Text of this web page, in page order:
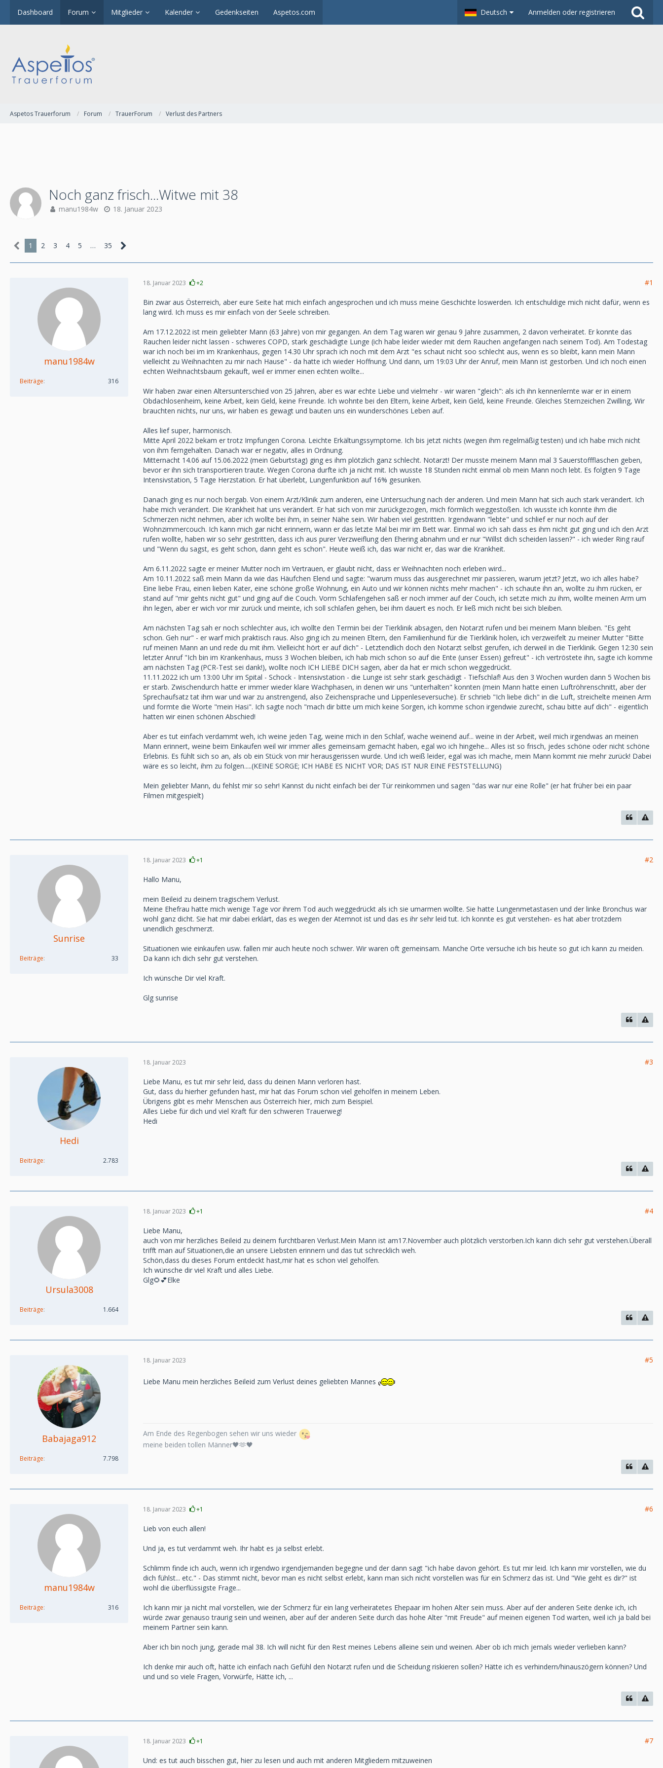
Dashboard Forum Mitglieder Kalender Gedenkseiten Aspetos.com Deutsch Anmelden oder registrieren
Aspetos Trauerforum Forum TrauerForum Verlust des Partners
Noch ganz frisch...Witwe mit 38
manu1984w 18. Januar 2023
1 2 3 4 5 … 35
manu1984w
Beiträge 316
18. Januar 2023 +2 #1
Bin zwar aus Österreich, aber eure Seite hat mich einfach angesprochen und ich muss meine Geschichte loswerden. Ich entschuldige mich nicht dafür, wenn es
lang wird. Ich muss es mir einfach von der Seele schreiben.
Am 17.12.2022 ist mein geliebter Mann (63 Jahre) von mir gegangen. An dem Tag waren wir genau 9 Jahre zusammen, 2 davon verheiratet. Er konnte das
Rauchen leider nicht lassen - schweres COPD, stark geschädigte Lunge (ich habe leider wieder mit dem Rauchen angefangen nach seinem Tod). Am Todestag
war ich noch bei im im Krankenhaus, gegen 14.30 Uhr sprach ich noch mit dem Arzt "es schaut nicht soo schlecht aus, wenn es so bleibt, kann mein Mann
vielleicht zu Weihnachten zu mir nach Hause" - da hatte ich wieder Hoffnung. Und dann, um 19:03 Uhr der Anruf, mein Mann ist gestorben. Und ich noch einen
echten Weihnachtsbaum gekauft, weil er immer einen echten wollte...
Wir haben zwar einen Altersunterschied von 25 Jahren, aber es war echte Liebe und vielmehr - wir waren "gleich": als ich ihn kennenlernte war er in einem
Obdachlosenheim, keine Arbeit, kein Geld, keine Freunde. Ich wohnte bei den Eltern, keine Arbeit, kein Geld, keine Freunde. Gleiches Sternzeichen Zwilling, Wir
brauchten nichts, nur uns, wir haben es gewagt und bauten uns ein wunderschönes Leben auf.
Alles lief super, harmonisch.
Mitte April 2022 bekam er trotz Impfungen Corona. Leichte Erkältungssymptome. Ich bis jetzt nichts (wegen ihm regelmäßig testen) und ich habe mich nicht
von ihm ferngehalten. Danach war er negativ, alles in Ordnung.
Mitternacht 14.06 auf 15.06.2022 (mein Geburtstag) ging es ihm plötzlich ganz schlecht. Notarzt! Der musste meinem Mann mal 3 Sauerstoffflaschen geben,
bevor er ihn sich transportieren traute. Wegen Corona durfte ich ja nicht mit. Ich wusste 18 Stunden nicht einmal ob mein Mann noch lebt. Es folgten 9 Tage
Intensivstation, 5 Tage Herzstation. Er hat überlebt, Lungenfunktion auf 16% gesunken.
Danach ging es nur noch bergab. Von einem Arzt/Klinik zum anderen, eine Untersuchung nach der anderen. Und mein Mann hat sich auch stark verändert. Ich
habe mich verändert. Die Krankheit hat uns verändert. Er hat sich von mir zurückgezogen, mich förmlich weggestoßen. Ich wusste ich konnte ihm die
Schmerzen nicht nehmen, aber ich wollte bei ihm, in seiner Nähe sein. Wir haben viel gestritten. Irgendwann "lebte" und schlief er nur noch auf der
Wohnzimmercouch. Ich kann mich gar nicht erinnern, wann er das letzte Mal bei mir im Bett war. Einmal wo ich sah dass es ihm nicht gut ging und ich den Arzt
rufen wollte, haben wir so sehr gestritten, dass ich aus purer Verzweiflung den Ehering abnahm und er nur "Willst dich scheiden lassen?" - ich wieder Ring rauf
und "Wenn du sagst, es geht schon, dann geht es schon". Heute weiß ich, das war nicht er, das war die Krankheit.
Am 6.11.2022 sagte er meiner Mutter noch im Vertrauen, er glaubt nicht, dass er Weihnachten noch erleben wird...
Am 10.11.2022 saß mein Mann da wie das Häufchen Elend und sagte: "warum muss das ausgerechnet mir passieren, warum jetzt? Jetzt, wo ich alles habe?
Eine liebe Frau, einen lieben Kater, eine schöne große Wohnung, ein Auto und wir können nichts mehr machen" - ich schaute ihn an, wollte zu ihm rücken, er
stand auf "mir gehts nicht gut" und ging auf die Couch. Vorm Schlafengehen saß er noch immer auf der Couch, ich setzte mich zu ihm, wollte meinen Arm um
ihn legen, aber er wich vor mir zurück und meinte, ich soll schlafen gehen, bei ihm dauert es noch. Er ließ mich nicht bei sich bleiben.
Am nächsten Tag sah er noch schlechter aus, ich wollte den Termin bei der Tierklinik absagen, den Notarzt rufen und bei meinem Mann bleiben. "Es geht
schon. Geh nur" - er warf mich praktisch raus. Also ging ich zu meinen Eltern, den Familienhund für die Tierklinik holen, ich verzweifelt zu meiner Mutter "Bitte
ruf meinen Mann an und rede du mit ihm. Vielleicht hört er auf dich" - Letztendlich doch den Notarzt selbst gerufen, ich derweil in die Tierklinik. Gegen 12:30 sein
letzter Anruf "Ich bin im Krankenhaus, muss 3 Wochen bleiben, ich hab mich schon so auf die Ente (unser Essen) gefreut" - ich vertröstete ihn, sagte ich komme
am nächsten Tag (PCR-Test sei dank!), wollte noch ICH LIEBE DICH sagen, aber da hat er mich schon weggedrückt.
11.11.2022 ich um 13:00 Uhr im Spital - Schock - Intensivstation - die Lunge ist sehr stark geschädigt - Tiefschlaf! Aus den 3 Wochen wurden dann 5 Wochen bis
er starb. Zwischendurch hatte er immer wieder klare Wachphasen, in denen wir uns "unterhalten" konnten (mein Mann hatte einen Luftröhrenschnitt, aber der
Sprechaufsatz tat ihm war und war zu anstrengend, also Zeichensprache und Lippenleseversuche). Er schrieb "Ich liebe dich" in die Luft, streichelte meinen Arm
und formte die Worte "mein Hasi". Ich sagte noch "mach dir bitte um mich keine Sorgen, ich komme schon irgendwie zurecht, schau bitte auf dich" - eigentlich
hatten wir einen schönen Abschied!
Aber es tut einfach verdammt weh, ich weine jeden Tag, weine mich in den Schlaf, wache weinend auf... weine in der Arbeit, weil mich irgendwas an meinen
Mann erinnert, weine beim Einkaufen weil wir immer alles gemeinsam gemacht haben, egal wo ich hingehe... Alles ist so frisch, jedes schöne oder nicht schöne
Erlebnis. Es fühlt sich so an, als ob ein Stück von mir herausgerissen wurde. Und ich weiß leider, egal was ich mache, mein Mann kommt nie mehr zurück! Dabei
wäre es so leicht, ihm zu folgen.....(KEINE SORGE; ICH HABE ES NICHT VOR; DAS IST NUR EINE FESTSTELLUNG)
Mein geliebter Mann, du fehlst mir so sehr! Kannst du nicht einfach bei der Tür reinkommen und sagen "das war nur eine Rolle" (er hat früher bei ein paar
Filmen mitgespielt)
Sunrise
Beiträge 33
18. Januar 2023 +1 #2
Hallo Manu,
mein Beileid zu deinem tragischem Verlust.
Meine Ehefrau hatte mich wenige Tage vor ihrem Tod auch weggedrückt als ich sie umarmen wollte. Sie hatte Lungenmetastasen und der linke Bronchus war
wohl ganz dicht. Sie hat mir dabei erklärt, das es wegen der Atemnot ist und das es ihr sehr leid tut. Ich konnte es gut verstehen- es hat aber trotzdem
unendlich geschmerzt.
Situationen wie einkaufen usw. fallen mir auch heute noch schwer. Wir waren oft gemeinsam. Manche Orte versuche ich bis heute so gut ich kann zu meiden.
Da kann ich dich sehr gut verstehen.
Ich wünsche Dir viel Kraft.
Glg sunrise
Hedi
Beiträge 2.783
18. Januar 2023 #3
Liebe Manu, es tut mir sehr leid, dass du deinen Mann verloren hast.
Gut, dass du hierher gefunden hast, mir hat das Forum schon viel geholfen in meinem Leben.
Übrigens gibt es mehr Menschen aus Österreich hier, mich zum Beispiel.
Alles Liebe für dich und viel Kraft für den schweren Trauerweg!
Hedi
Ursula3008
Beiträge 1.664
18. Januar 2023 +1 #4
Liebe Manu,
auch von mir herzliches Beileid zu deinem furchtbaren Verlust.Mein Mann ist am17.November auch plötzlich verstorben.Ich kann dich sehr gut verstehen.Überall
trifft man auf Situationen,die an unsere Liebsten erinnern und das tut schrecklich weh.
Schön,dass du dieses Forum entdeckt hast,mir hat es schon viel geholfen.
Ich wünsche dir viel Kraft und alles Liebe.
Glg🌻💕Elke
Babajaga912
Beiträge 7.798
18. Januar 2023 #5
Liebe Manu mein herzliches Beileid zum Verlust deines geliebten Mannes
Am Ende des Regenbogen sehen wir uns wieder
meine beiden tollen Männer🖤🫶🖤
manu1984w
Beiträge 316
18. Januar 2023 +1 #6
Lieb von euch allen!
Und ja, es tut verdammt weh. Ihr habt es ja selbst erlebt.
Schlimm finde ich auch, wenn ich irgendwo irgendjemanden begegne und der dann sagt "ich habe davon gehört. Es tut mir leid. Ich kann mir vorstellen, wie du
dich fühlst... etc." - Das stimmt nicht, bevor man es nicht selbst erlebt, kann man sich nicht vorstellen was für ein Schmerz das ist. Und "Wie geht es dir?" ist
wohl die überflüssigste Frage...
Ich kann mir ja nicht mal vorstellen, wie der Schmerz für ein lang verheiratetes Ehepaar im hohen Alter sein muss. Aber auf der anderen Seite denke ich, ich
würde zwar genauso traurig sein und weinen, aber auf der anderen Seite durch das hohe Alter "mit Freude" auf meinen eigenen Tod warten, weil ich ja bald bei
meinem Partner sein kann.
Aber ich bin noch jung, gerade mal 38. Ich will nicht für den Rest meines Lebens alleine sein und weinen. Aber ob ich mich jemals wieder verlieben kann?
Ich denke mir auch oft, hätte ich einfach nach Gefühl den Notarzt rufen und die Scheidung riskieren sollen? Hätte ich es verhindern/hinauszögern können? Und
und und so viele Fragen, Vorwürfe, Hätte ich, ...
18. Januar 2023 +1 #7
Und: es tut auch bisschen gut, hier zu lesen und auch mit anderen Mitgliedern mitzuweinen